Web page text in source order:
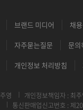
브랜드 미디어 채
자주묻는질문 문의
개인정보 처리방침
영
개인정보책임자 : 최주
통신판매업신고번호 : 제